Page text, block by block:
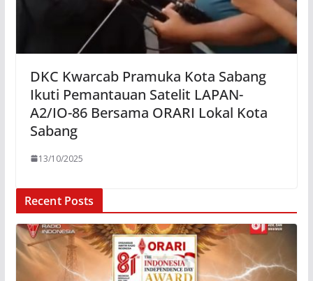
DKC Kwarcab Pramuka Kota Sabang
Ikuti Pemantauan Satelit LAPAN-
A2/IO-86 Bersama ORARI Lokal Kota
Sabang
13/10/2025
Recent Posts